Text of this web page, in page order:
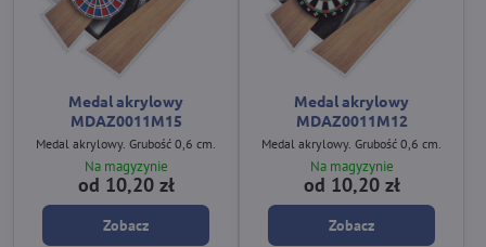
Medal akrylowy
MDAZ0011M15
Medal akrylowy. Grubość 0,6 cm.
Na magyzynie
od 10,20 zł
Zobacz
Medal akrylowy
MDAZ0011M12
Medal akrylowy. Grubość 0,6 cm.
Na magyzynie
od 10,20 zł
Zobacz